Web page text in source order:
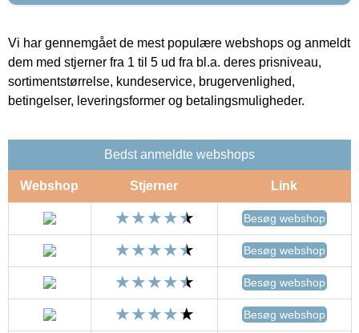
Vi har gennemgået de mest populære webshops og anmeldt
dem med stjerner fra 1 til 5 ud fra bl.a. deres prisniveau,
sortimentstørrelse, kundeservice, brugervenlighed,
betingelser, leveringsformer og betalingsmuligheder.
Bedst anmeldte webshops
Webshop Stjerner Link
Besøg webshop
Besøg webshop
Besøg webshop
Besøg webshop